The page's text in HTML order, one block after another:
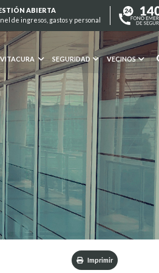
ABIERTA
de ingresos, gastos y personal
SEGURIDAD VECINOS
Imprimir